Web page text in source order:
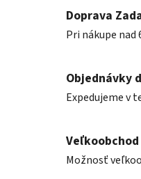
Doprava
Pri nákupe nad
Objednávky
Expedujeme v
Veľkoobchod
Možnosť